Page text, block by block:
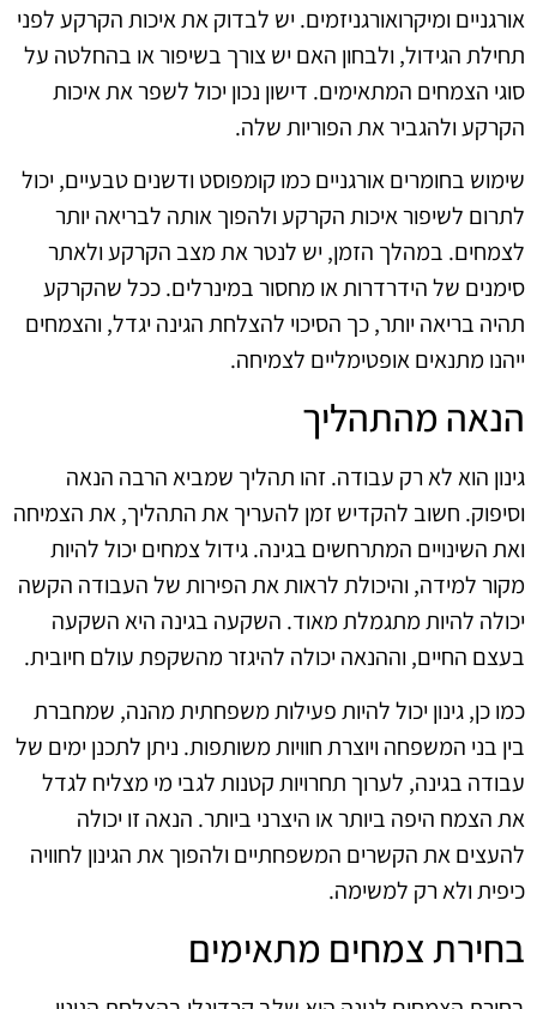
אורגניים ומיקרואורגניזמים. יש לבדוק את איכות הקרקע לפני
תחילת הגידול, ולבחון האם יש צורך בשיפור או בהחלטה על
סוגי הצמחים המתאימים. דישון נכון יכול לשפר את איכות
הקרקע ולהגביר את הפוריות שלה.
שימוש בחומרים אורגניים כמו קומפוסט ודשנים טבעיים, יכול
לתרום לשיפור איכות הקרקע ולהפוך אותה לבריאה יותר
לצמחים. במהלך הזמן, יש לנטר את מצב הקרקע ולאתר
סימנים של הידרדרות או מחסור במינרלים. ככל שהקרקע
תהיה בריאה יותר, כך הסיכוי להצלחת הגינה יגדל, והצמחים
ייהנו מתנאים אופטימליים לצמיחה.
הנאה מהתהליך
גינון הוא לא רק עבודה. זהו תהליך שמביא הרבה הנאה
וסיפוק. חשוב להקדיש זמן להעריך את התהליך, את הצמיחה
ואת השינויים המתרחשים בגינה. גידול צמחים יכול להיות
מקור למידה, והיכולת לראות את הפירות של העבודה הקשה
יכולה להיות מתגמלת מאוד. השקעה בגינה היא השקעה
בעצם החיים, וההנאה יכולה להיגזר מהשקפת עולם חיובית.
כמו כן, גינון יכול להיות פעילות משפחתית מהנה, שמחברת
בין בני המשפחה ויוצרת חוויות משותפות. ניתן לתכנן ימים של
עבודה בגינה, לערוך תחרויות קטנות לגבי מי מצליח לגדל
את הצמח היפה ביותר או היצרני ביותר. הנאה זו יכולה
להעצים את הקשרים המשפחתיים ולהפוך את הגינון לחוויה
כיפית ולא רק למשימה.
בחירת צמחים מתאימים